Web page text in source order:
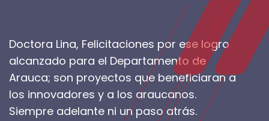
Doctora Lina, Felicitaciones por ese logro
alcanzado para el Departamento de
Arauca; son proyectos que beneficiaran a
los innovadores y a los araucanos.
Siempre adelante ni un paso atrás.